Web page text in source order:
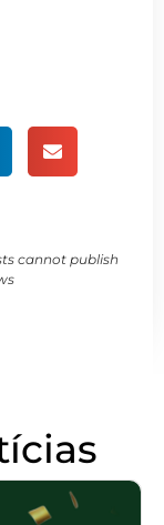
cannot publish